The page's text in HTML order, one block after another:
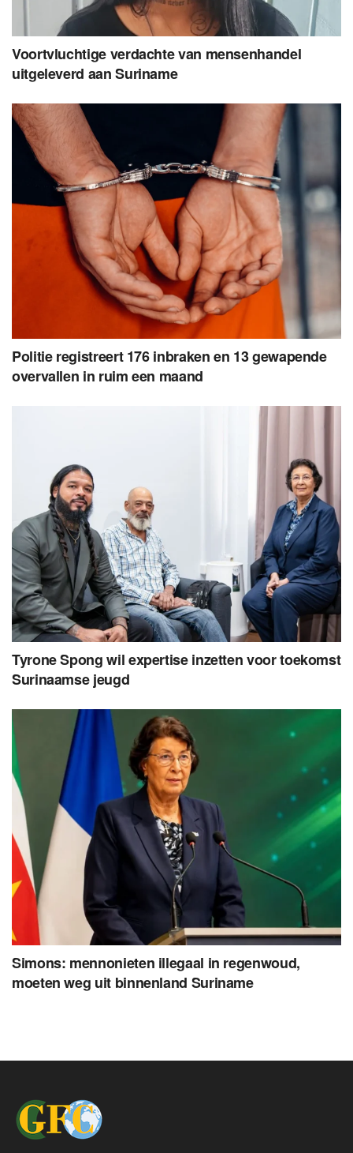
Voortvluchtige verdachte van mensenhandel
uitgeleverd aan Suriname
Politie registreert 176 inbraken en 13 gewapende
overvallen in ruim een maand
Tyrone Spong wil expertise inzetten voor toekomst
Surinaamse jeugd
Simons: mennonieten illegaal in regenwoud,
moeten weg uit binnenland Suriname